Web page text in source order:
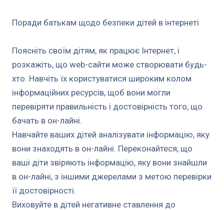
Поради батькам щодо безпеки дітей в інтернеті
Поясніть своїм дітям, як працює Інтернет, і
розкажіть, що web-сайти може створювати будь-
хто. Навчіть їх користуватися широким колом
інформаційних ресурсів, щоб вони могли
перевіряти правильність і достовірність того, що
бачать в он-лайні.
Навчайте ваших дітей аналізувати інформацію, яку
вони знаходять в он-лайні. Переконайтеся, що
ваші діти звіряють інформацію, яку вони знайшли
в он-лайні, з іншими джерелами з метою перевірки
її достовірності.
Виховуйте в дітей негативне ставлення до